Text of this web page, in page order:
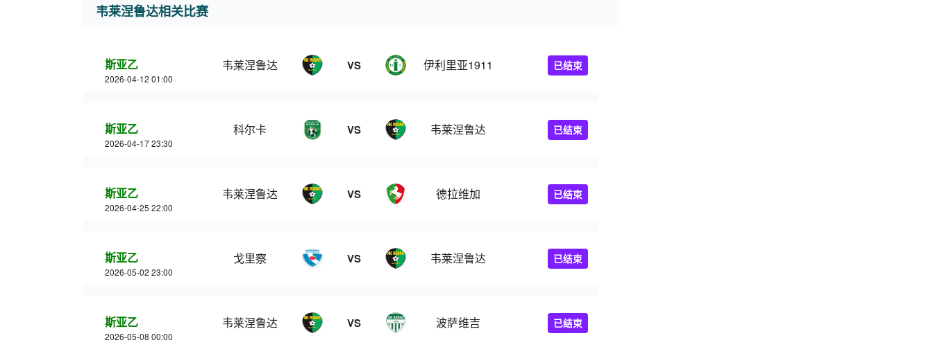
韦莱涅鲁达相关比赛
斯亚乙
2026-04-12 01:00
韦莱涅鲁达 VS 伊利里亚1911 已结束
斯亚乙
2026-04-17 23:30
科尔卡 VS 韦莱涅鲁达 已结束
斯亚乙
2026-04-25 22:00
韦莱涅鲁达 VS 德拉维加 已结束
斯亚乙
2026-05-02 23:00
戈里察 VS 韦莱涅鲁达 已结束
斯亚乙
2026-05-08 00:00
韦莱涅鲁达 VS 波萨维吉 已结束